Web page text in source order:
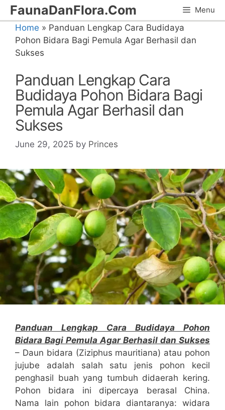
Skip
to
content
FaunaDanFlora.Com Menu
Home » Panduan Lengkap Cara Budidaya
Pohon Bidara Bagi Pemula Agar Berhasil dan
Sukses
Panduan Lengkap Cara
Budidaya Pohon Bidara Bagi
Pemula Agar Berhasil dan
Sukses
June 29, 2025 by Princes
Panduan Lengkap Cara Budidaya Pohon
Bidara Bagi Pemula Agar Berhasil dan Sukses
– Daun bidara (Ziziphus mauritiana) atau pohon
jujube adalah salah satu jenis pohon kecil
penghasil buah yang tumbuh didaerah kering.
Pohon bidara ini dipercaya berasal China.
Nama lain pohon bidara diantaranya: widara